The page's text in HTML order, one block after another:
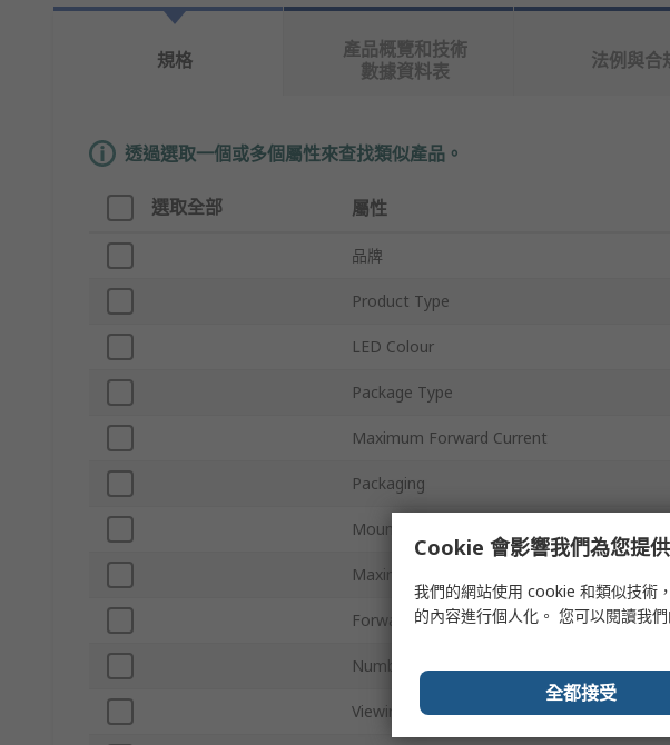
規格
產品概覽和技術
數據資料表
法例與合
透過選取一個或多個屬性來查找類似產品。
選取全部 屬性
品牌
Product Type
LED Colour
Package Type
Maximum Forward Current
Packaging
Mount Type
Maximum Power Dissipation
Forward Voltage
Number of Pins
Viewing Angle
Cookie 會影響我們為您提
我們的網站使用 cookie 和類似技術
的內容進行個人化。 您可以閱讀我
全都接受